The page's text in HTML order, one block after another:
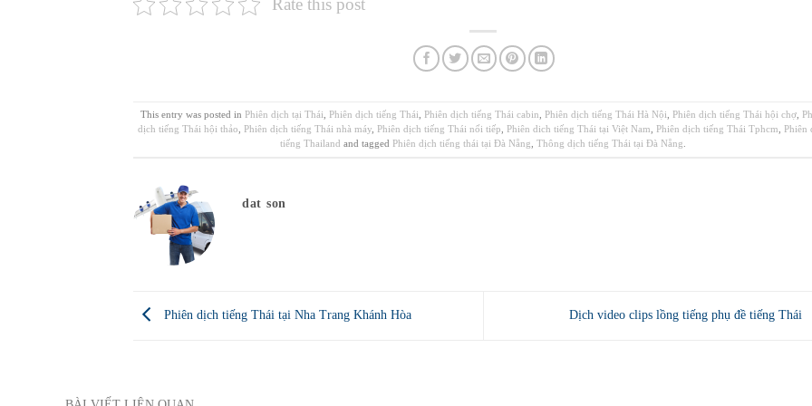
Rate this post
This entry was posted in Phiên dịch tại Thái, Phiên dịch tiếng Thái, Phiên dịch tiếng Thái cabin, Phiên dịch tiếng Thái Hà Nội, Phiên dịch tiếng Thái hội chợ,
dịch tiếng Thái hội thảo, Phiên dịch tiếng Thái nhà máy, Phiên dịch tiếng Thái nối tiếp, Phiên dich tiếng Thái tại Việt Nam, Phiên dịch tiếng Thái Tphcm, Phiên
tiếng Thailand and tagged Phiên dịch tiếng thái tại Đà Nẵng,Thông dịch tiếng Thái tại Đà Nẵng.
dat son
Phiên dịch tiếng Thái tại Nha Trang Khánh Hòa Dịch video clips lồng tiếng phụ đề tiếng Thái